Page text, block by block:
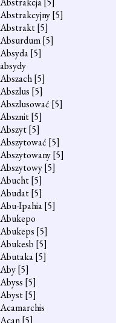
Abstrakcyjny[5]
Abstrakt[5]
Absurdum[5]
Absyda[5]
absydy
Abszach[5]
Abszlus [5]
Abszlusować [5]
Absznit[5]
Abszyt[5]
Abszytować [5]
Abszytowany[5]
Abszytowy[5]
Abucht[5]
Abudat[5]
Abu-Ipahia[5]
Abukepo
Abukeps [5]
Abukesb [5]
Abutaka[5]
Aby[5]
Abyss [5]
Abyst[5]
Acamarchis
Acan[5]